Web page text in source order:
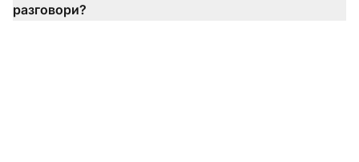
разговори?